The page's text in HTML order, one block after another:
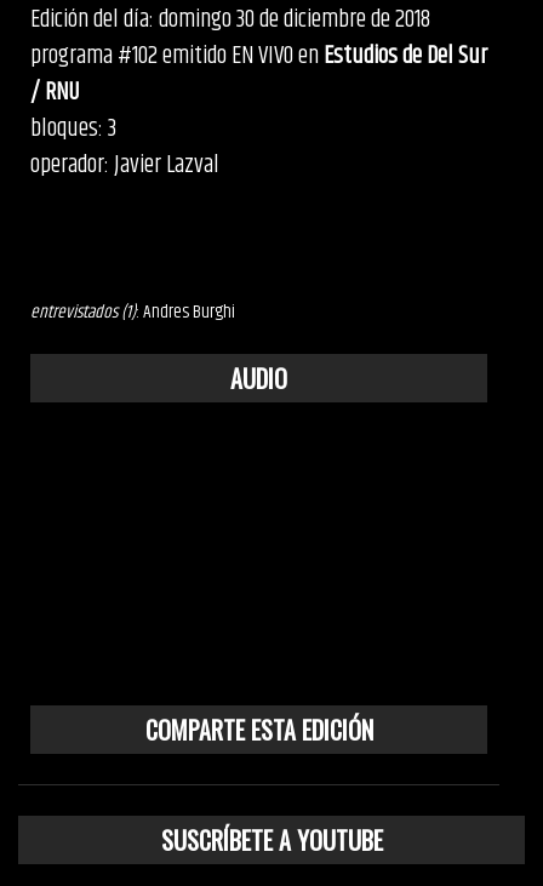
Edición del día: domingo 30 de diciembre de 2018
programa #102 emitido EN VIVO enEstudios de Del Sur
/ RNU
bloques: 3
operador: Javier Lazval
entrevistados (1): Andres Burghi
AUDIO
COMPARTE ESTA EDICIÓN
SUSCRÍBETE A YOUTUBE